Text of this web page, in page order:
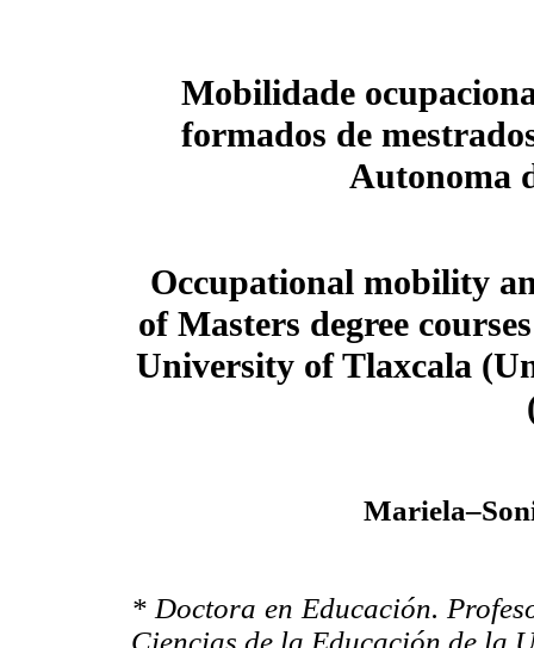
Mobilidade
formados de
Autonoma
Occupational mobility
of Masters degree
University of Tlaxcala
* Doctora en Educación.
Ciencias de la Educación de la